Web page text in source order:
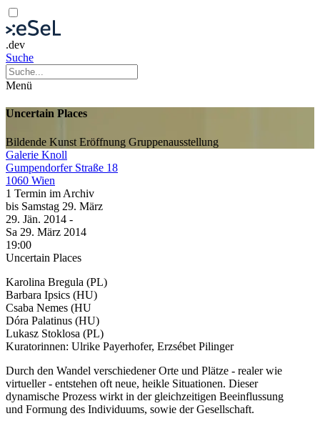
.dev
Suche
Menü
Uncertain Places
Bildende Kunst Eröffnung Gruppenausstellung
Galerie Knoll
Gumpendorfer Straße 18
1060 Wien
1 Termin im Archiv
bis Samstag 29. März
29. Jän. 2014 -
Sa 29. März 2014
19:00
Uncertain Places
Karolina Bregula (PL)
Barbara Ipsics (HU)
Csaba Nemes (HU
Dóra Palatinus (HU)
Lukasz Stoklosa (PL)
Kuratorinnen: Ulrike Payerhofer, Erzsébet Pilinger
Durch den Wandel verschiedener Orte und Plätze - realer wie
virtueller - entstehen oft neue, heikle Situationen. Dieser
dynamische Prozess wirkt in der gleichzeitigen Beeinflussung
und Formung des Individuums, sowie der Gesellschaft.